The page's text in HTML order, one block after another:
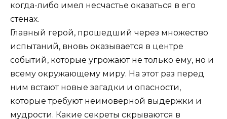
когда-либо имел несчастье оказаться в его
стенах.
Главный герой, прошедший через множество
испытаний, вновь оказывается в центре
событий, которые угрожают не только ему, но и
всему окружающему миру. На этот раз перед
ним встают новые загадки и опасности,
которые требуют неимоверной выдержки и
мудрости. Какие секреты скрываются в